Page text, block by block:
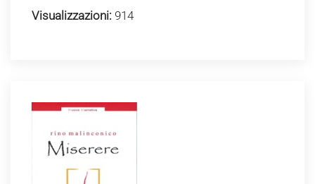
Visualizzazioni: 914